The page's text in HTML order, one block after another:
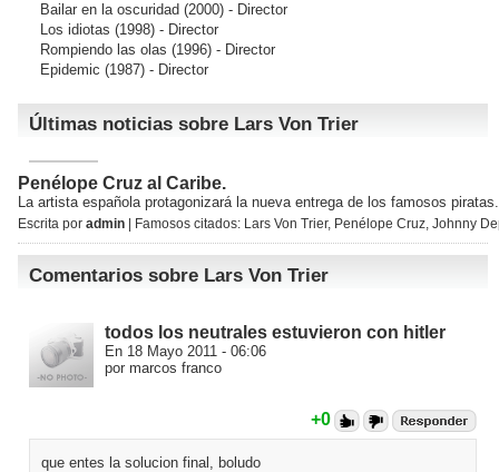
Bailar en la oscuridad (2000) - Director
Los idiotas (1998) - Director
Rompiendo las olas (1996) - Director
Epidemic (1987) - Director
Últimas noticias sobre Lars Von Trier
Penélope Cruz al Caribe.
La artista española protagonizará la nueva entrega de los famosos
Escrita por admin | Famosos citados: Lars Von Trier, Penélope Cruz, Johnny
Comentarios sobre Lars Von Trier
todos los neutrales estuvieron con hitler
En 18 Mayo 2011 - 06:06
por marcos franco
+0
que entes la solucion final, boludo